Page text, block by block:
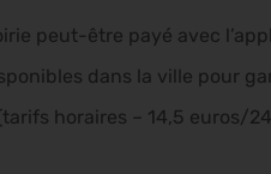
peut-être payé avec
dans la ville pour
horaires – 14,5